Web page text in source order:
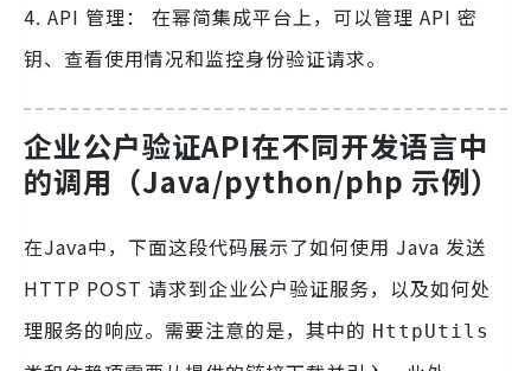
4. API 管理： 在幂简集成平台上，可以管理 API 密
钥、查看使用情况和监控身份验证请求。
企业公户验证API在不同开发语言中
的调用（Java/python/php 示例）
在Java中，下面这段代码展示了如何使用 Java 发送
HTTP POST 请求到企业公户验证服务，以及如何处
理服务的响应。需要注意的是，其中的 HttpUtils